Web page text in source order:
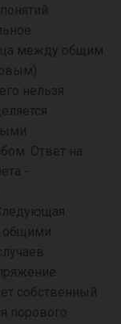
между общим
нельзя
Ответ на
-
общими
собственный
порового